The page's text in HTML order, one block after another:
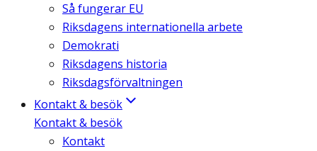
Så fungerar EU
Riksdagens internationella arbete
Demokrati
Riksdagens historia
Riksdagsförvaltningen
Kontakt & besök
Kontakt & besök
Kontakt